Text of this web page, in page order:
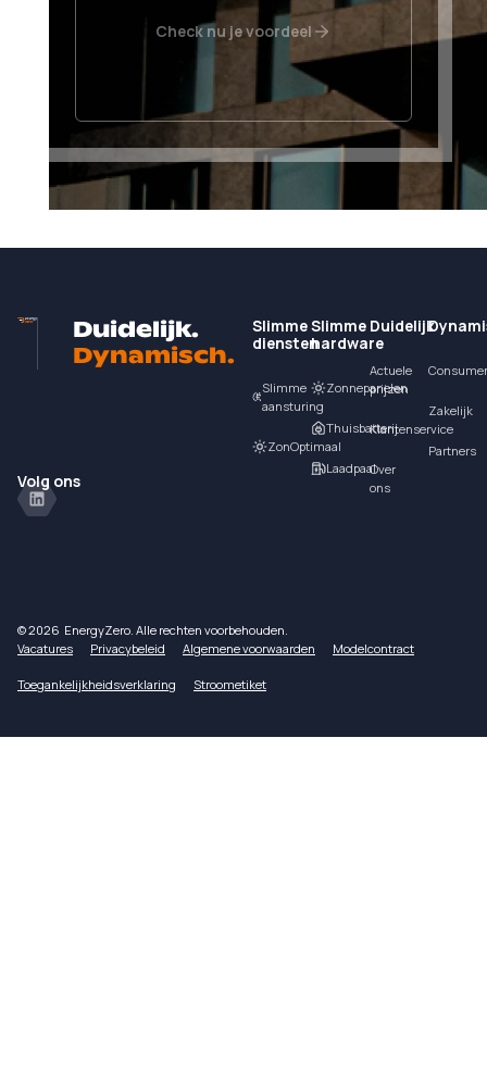
Check nu je voordeel
Duidelijk.
Dynamisch.
Volg ons
Slimme
diensten
Slimme
aansturing
ZonOptimaal
Slimme
hardware
Zonnepanelen
Thuisbatterij
Laadpaal
Duidelijk
Actuele
prijzen
Klantenservice
Over
ons
Zakelijk
Partners
©2026 ‎ EnergyZero. Alle rechten voorbehouden.
Vacatures
Privacybeleid Algemene voorwaarden Modelcontract
Toegankelijkheidsverklaring Stroometiket